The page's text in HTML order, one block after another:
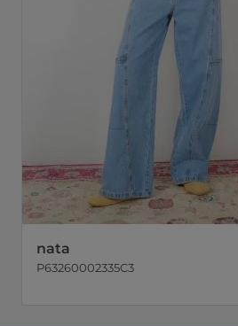
nata
P63260002335C3